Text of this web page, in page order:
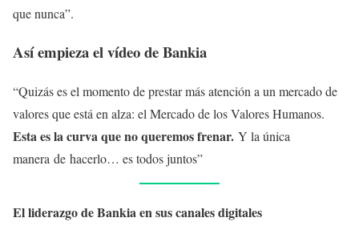
que nunca”.
Así empieza el vídeo de Bankia
“Quizás es el momento de prestar más atención a un mercado de
valores que está en alza: el Mercado de los Valores Humanos.
Esta es la curva que no queremos frenar. Y la única
manera de hacerlo… es todos juntos”
El liderazgo de Bankia en sus canales digitales